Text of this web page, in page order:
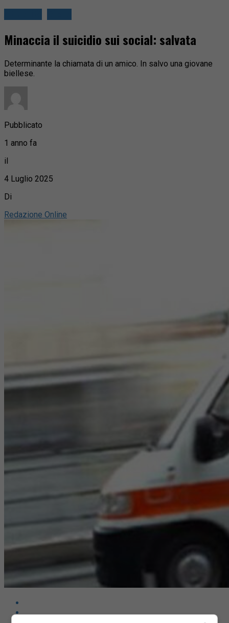
Minaccia il suicidio sui social: salvata
Determinante la chiamata di un amico. In salvo una giovane
biellese.
Pubblicato
1 anno fa
il
4 Luglio 2025
Di
Redazione Online